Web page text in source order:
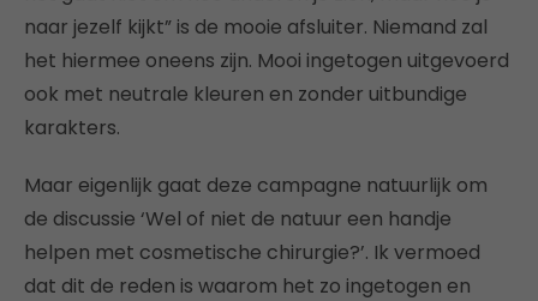
naar jezelf kijkt” is de mooie afsluiter. Niemand zal
het hiermee oneens zijn. Mooi ingetogen uitgevoerd
ook met neutrale kleuren en zonder uitbundige
karakters.
Maar eigenlijk gaat deze campagne natuurlijk om
de discussie ‘Wel of niet de natuur een handje
helpen met cosmetische chirurgie?’. Ik vermoed
dat dit de reden is waarom het zo ingetogen en